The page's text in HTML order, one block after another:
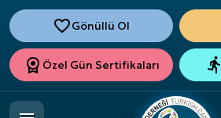
Gönüllü Ol
Özel Gün Sertifikaları